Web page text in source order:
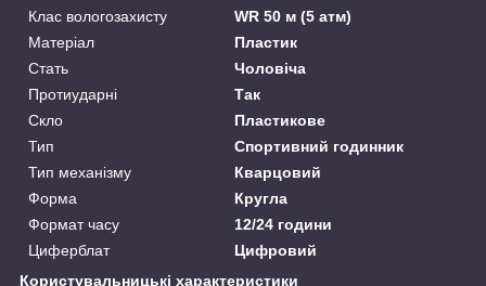
Клас вологозахисту
WR 50 м (5 атм)
Матеріал
Пластик
Стать
Чоловіча
Протиударні
Так
Скло
Пластикове
Тип
Спортивний годинник
Тип механізму
Кварцовий
Форма
Кругла
Формат часу
12/24 години
Циферблат
Цифровий
Користувальницькі характеристики